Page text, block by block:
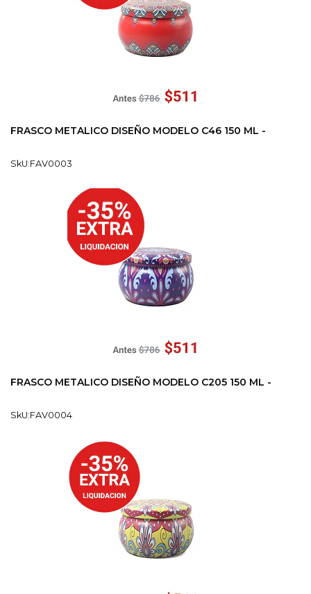
FRASCO METALICO DISEÑO MODELO C46 150 ML -
SkU:FAV0003
FRASCO METALICO DISEÑO MODELO C205 150 ML -
SkU:FAV0004